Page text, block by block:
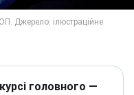
головного —